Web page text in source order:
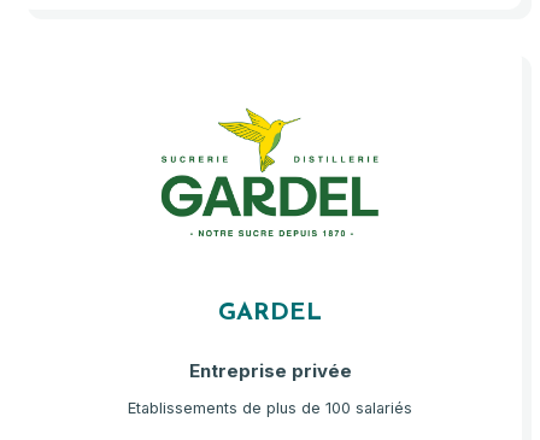
GARDEL
Entreprise privée
Etablissements de plus de 100 salariés